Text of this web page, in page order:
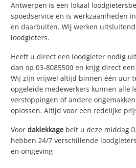
Antwerpen is een lokaal
spoedservice en is werkzaamheden
en daarbuiten. Wij werken
loodgieters.
Heeft u direct een loodgieter nodig
dan op 03-8085500 en krijg direct
Wij zijn vrijwel altijd binnen één uur
opgeleide medewerkers kunnen alle
verstoppingen of andere
oplossen. Altijd voor een redelijke
Voordaklekkage belt u deze middag
hebben 24/7 verschillende
en omgeving